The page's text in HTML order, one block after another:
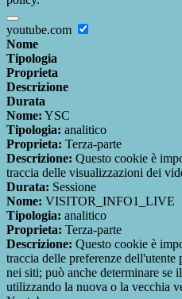
youtube.com
Nome
Tipologia
Proprieta
Descrizione
Durata
Nome: YSC
Tipologia: analitico
Proprieta: Terza-parte
Descrizione: Questo cookie è
traccia delle visualizzazioni dei
Durata: Sessione
Nome: VISITOR_INFO1_LIVE
Tipologia: analitico
Proprieta: Terza-parte
Descrizione: Questo cookie è
traccia delle preferenze
nei siti; può anche determinare se
utilizzando la nuova o la vecchia